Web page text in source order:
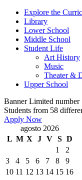
Explore the
Library
Lower School
Middle School
Student Life
Art History
Music
Theater &
Upper School
BannerLimited number
Students from 58
Apply Now
agosto 2026
L M X J V S D
1
2
3
4 5 6 7 8
9
10 11 12 13 14 15 16